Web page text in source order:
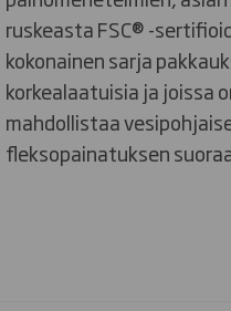
ruskeasta FSC® -
kokonainen sarja
korkealaatuisia ja joissa
mahdollistaa
fleksopainatuksen